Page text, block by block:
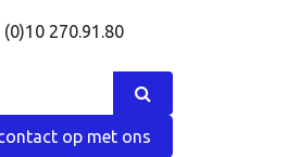
Shop
(0)10 270.91.80
op met ons